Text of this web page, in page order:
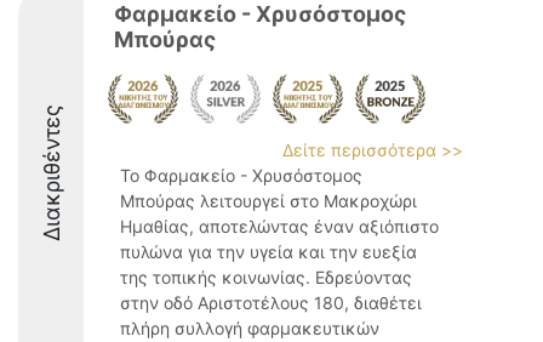
Διακριθέντες
Φαρμακείο - Χρυσόστομος
Μπούρας
Δείτε περισσότερα >>
Το Φαρμακείο - Χρυσόστομος
Μπούρας λειτουργεί στο Μακροχώρι
Ημαθίας, αποτελώντας έναν αξιόπιστο
πυλώνα για την υγεία και την ευεξία
της τοπικής κοινωνίας. Εδρεύοντας
στην οδό Αριστοτέλους 180, διαθέτει
πλήρη συλλογή φαρμακευτικών